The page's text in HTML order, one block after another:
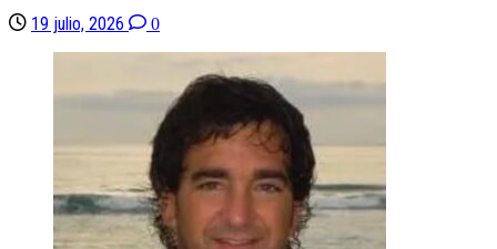
19 julio, 2026 0